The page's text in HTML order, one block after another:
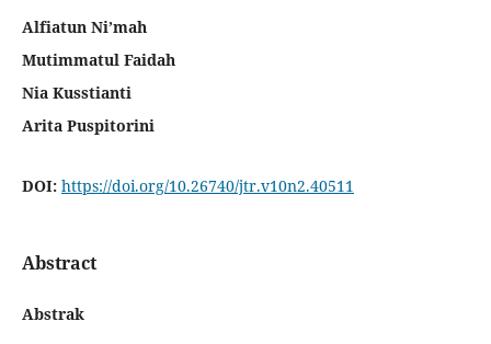
Alfiatun Ni’mah
Mutimmatul Faidah
Nia Kusstianti
Arita Puspitorini
DOI: https://doi.org/10.26740/jtr.v10n2.40511
Abstract
Abstrak